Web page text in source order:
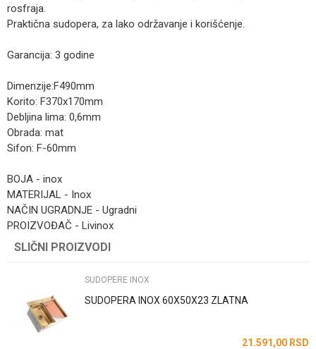
rosfraja.
Praktična sudopera, za lako održavanje i korišćenje.
Garancija: 3 godine
Dimenzije:F490mm
Korito: F370x170mm
Debljina lima: 0,6mm
Obrada: mat
Sifon: F-60mm
BOJA - inox
MATERIJAL - Inox
NAČIN UGRADNJE - Ugradni
PROIZVOĐAČ - Livinox
Ime/Nadimak
Kategorija
Zemlja proizvodnje Kina
SLIČNI PROIZVODI
SUDOPERE INOX
SUDOPERA INOX 60X50X23 ZLATNA
21.591,00 RSD